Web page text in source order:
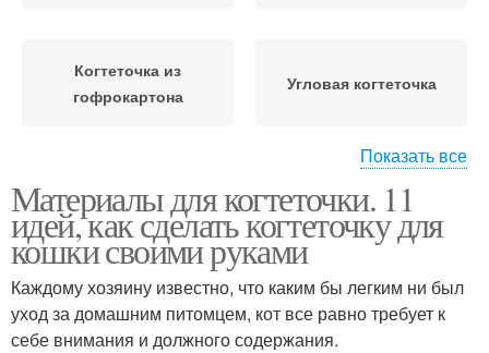
Когтеточка из
гофрокартона
Угловая когтеточка
когтеточки
Когтеточка на стене
Домик с когтеточками Мех для когтеточки
Показать все
Материалы для когтеточки. 11
идей, как сделать когтеточку для
кошки своими руками
Каждому хозяину известно, что каким бы легким ни был
уход за домашним питомцем, кот все равно требует к
себе внимания и должного содержания.